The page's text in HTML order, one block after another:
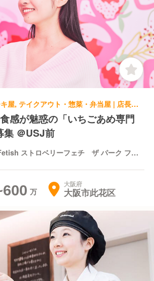
パティスリー・ケーキ屋, テイクアウト・惣菜・弁当屋 | 店長・店長候補 | Strawberry Fetish ストロベリーフェチ ザ パーク フロント ホテル店
感が魅惑の「いちごあめ専門
集 ＠USJ前
ストロベリーフェチ ザ パーク フロ
大阪府
大阪市此花区